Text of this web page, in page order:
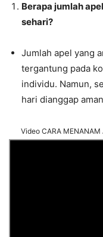
Berapa jumlah
sehari?
Jumlah apel yang
tergantung pada
individu. Namun,
hari dianggap
Video CARA MENANAM